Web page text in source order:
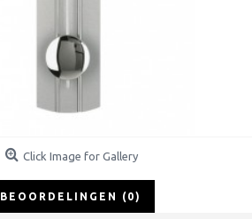
Click Image for Gallery
BEOORDELINGEN (0)